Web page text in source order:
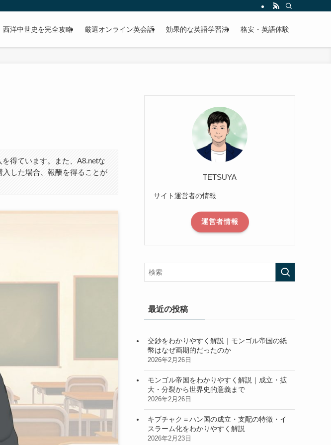
西洋中世史を完全攻略 厳選オンライン英会話 効果的な英語学習法 格安・英語体験
得ています。また、A8.netな
した場合、報酬を得ることが
TETSUYA
サイト運営者の情報
運営者情報
最近の投稿
交鈔をわかりやすく解説｜モンゴル帝国の紙
幣はなぜ画期的だったのか
2026年2月26日
モンゴル帝国をわかりやすく解説｜成立・拡
大・分裂から世界史的意義まで
2026年2月26日
キプチャク＝ハン国の成立・支配の特徴・イ
スラーム化をわかりやすく解説
2026年2月23日